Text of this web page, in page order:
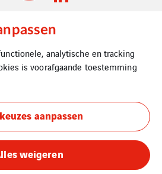
analytische en tracking
is voorafgaande toestemming
aanpassen
weigeren